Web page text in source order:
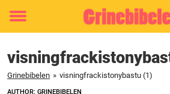
Toggle
Grinebibelen » visningfrackistonybastu (1)
AUTHOR: GRINEBIBELEN